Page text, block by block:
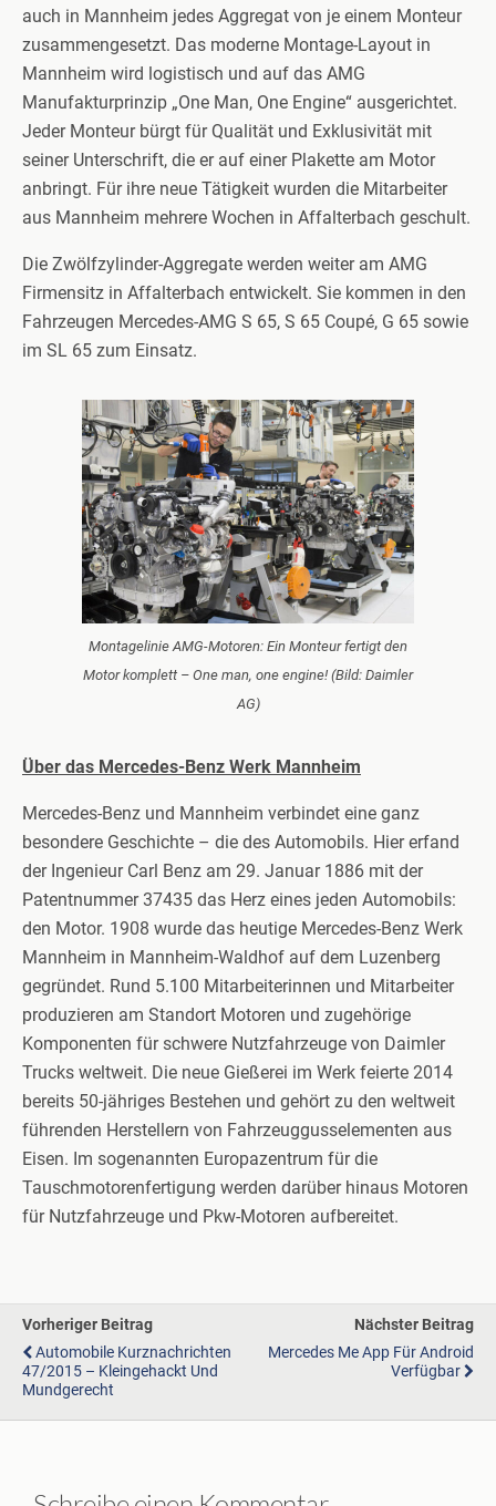
auch in Mannheim jedes Aggregat von je einem Monteur
zusammengesetzt. Das moderne Montage-Layout in
Mannheim wird logistisch und auf das AMG
Manufakturprinzip „One Man, One Engine“ ausgerichtet.
Jeder Monteur bürgt für Qualität und Exklusivität mit
seiner Unterschrift, die er auf einer Plakette am Motor
anbringt. Für ihre neue Tätigkeit wurden die Mitarbeiter
aus Mannheim mehrere Wochen in Affalterbach geschult.
Die Zwölfzylinder-Aggregate werden weiter am AMG
Firmensitz in Affalterbach entwickelt. Sie kommen in den
Fahrzeugen Mercedes-AMG S 65, S 65 Coupé, G 65 sowie
im SL 65 zum Einsatz.
Montagelinie AMG-Motoren: Ein Monteur fertigt den
Motor komplett – One man, one engine! (Bild: Daimler
AG)
Über das Mercedes-Benz Werk Mannheim
Mercedes-Benz und Mannheim verbindet eine ganz
besondere Geschichte – die des Automobils. Hier erfand
der Ingenieur Carl Benz am 29. Januar 1886 mit der
Patentnummer 37435 das Herz eines jeden Automobils:
den Motor. 1908 wurde das heutige Mercedes-Benz Werk
Mannheim in Mannheim-Waldhof auf dem Luzenberg
gegründet. Rund 5.100 Mitarbeiterinnen und Mitarbeiter
produzieren am Standort Motoren und zugehörige
Komponenten für schwere Nutzfahrzeuge von Daimler
Trucks weltweit. Die neue Gießerei im Werk feierte 2014
bereits 50-jähriges Bestehen und gehört zu den weltweit
führenden Herstellern von Fahrzeuggusselementen aus
Eisen. Im sogenannten Europazentrum für die
Tauschmotorenfertigung werden darüber hinaus Motoren
für Nutzfahrzeuge und Pkw-Motoren aufbereitet.
Vorheriger Beitrag
Automobile Kurznachrichten
47/2015 – Kleingehackt Und
Mundgerecht
Nächster Beitrag
Mercedes Me App Für Android
Verfügbar